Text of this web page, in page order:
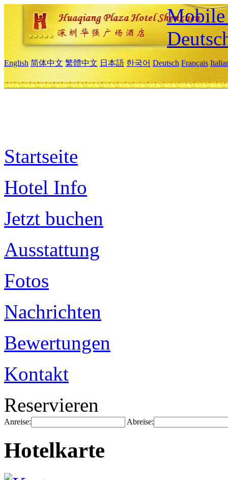
Mobile
English 简体中文 繁體中文 日本語 한국어 Deutsch Français
Startseite
Hotel Info
Jetzt buchen
Ausstattung
Fotos
Nachrichten
Bewertungen
Kontakt
Reservieren
Anreise: Abreise:
Hotelkarte